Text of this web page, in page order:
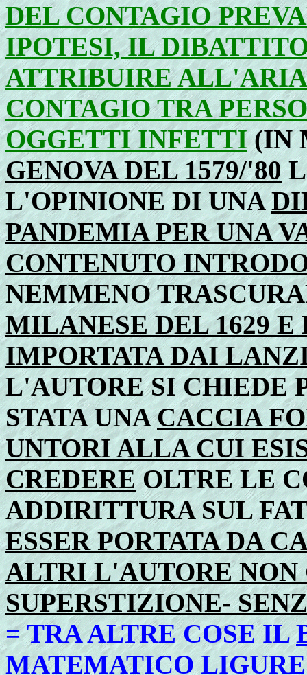
DEL CONTAGIO
IPOTESI, IL
ATTRIBUIRE
CONTAGIO TRA
OGGETTI INFETTI(IN
GENOVA DEL 1579/'80
L'OPINIONE DI UNA
PANDEMIA PER UNA
CONTENUTO
NEMMENO
MILANESE DEL 1629 E
IMPORTATA DAI
L'AUTORE SI CHIEDE
STATA UNACACCIA
UNTORI ALLA CUI
CREDEREOLTRE LE
ADDIRITTURA SUL
ESSER PORTATA DA
ALTRI L'AUTORE NON
SUPERSTIZIONE-
= TRA ALTRE COSE IL
MATEMATICO LIGURE